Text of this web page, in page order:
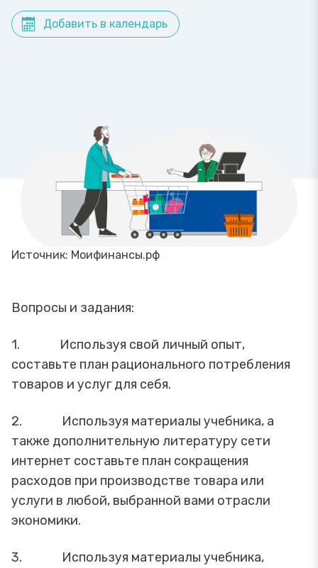
Добавить в календарь
Источник: Моифинансы.рф
Вопросы и задания:
1. Используя свой личный опыт,
составьте план рационального потребления
товаров и услуг для себя.
2. Используя материалы учебника, а
также дополнительную литературу сети
интернет составьте план сокращения
расходов при производстве товара или
услуги в любой, выбранной вами отрасли
экономики.
3. Используя материалы учебника,